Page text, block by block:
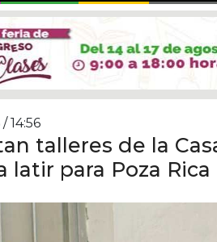
14:56
talleres de la
latir para Poza Rica